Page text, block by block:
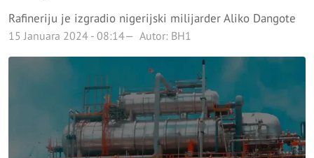
Rafineriju je izgradio nigerijski milijarder Aliko Dangote
15 Januara 2024 - 08:14 Autor: BH1